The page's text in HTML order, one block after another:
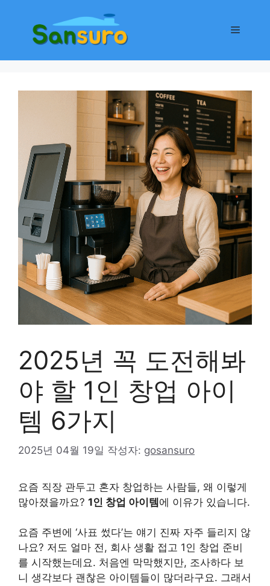
메
2025년 꼭 도전해봐
야 할 1인 창업 아이
템 6가지
2025년 04월 19일 작성자: gosansuro
요즘 직장 관두고 혼자 창업하는 사람들, 왜 이렇게
많아졌을까요? 1인 창업 아이템에 이유가 있습니다.
요즘 주변에 ‘사표 썼다’는 얘기 진짜 자주 들리지 않
나요? 저도 얼마 전, 회사 생활 접고 1인 창업 준비
를 시작했는데요. 처음엔 막막했지만, 조사하다 보
니 생각보다 괜찮은 아이템들이 많더라구요. 그래서